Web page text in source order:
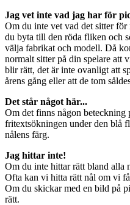
Jag vet inte vad jag har för
Om du inte vet vad det sitter för
du byta till den röda fliken och
välja fabrikat och modell. Då
normalt sitter på din spelare att
blir rätt, det är inte ovanligt att
årens gång eller att de tom
Det står något här...
Om det finns någon
fritextsökningen under den blå
nålens färg.
Jag hittar inte!
Om du inte hittar rätt bland alla
Ofta kan vi hitta rätt nål om vi
Om du skickar med en bild på
rätt.